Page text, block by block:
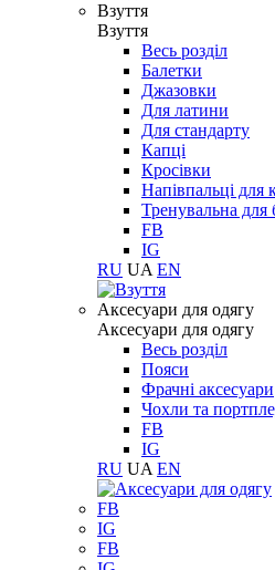
Взуття
Взуття
Весь розділ
Балетки
Джазовки
Для латини
Для стандарту
Капці
Кросівки
Напівпальці для
Тренувальна для
FB
IG
RU UA EN
Aксесуари для одягу
Aксесуари для одягу
Весь розділ
Пояси
Фрачні аксесуари
Чохли та
FB
IG
RU UA EN
FB
IG
FB